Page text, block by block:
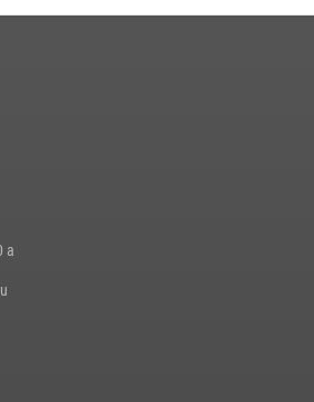
стал победителем юбилейного
гвардии Российской Федерации по
а